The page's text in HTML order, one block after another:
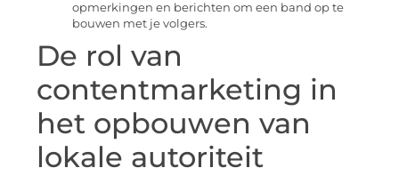
opmerkingen en berichten om een band op te
bouwen met je volgers.
De rol van
contentmarketing in
het opbouwen van
lokale autoriteit